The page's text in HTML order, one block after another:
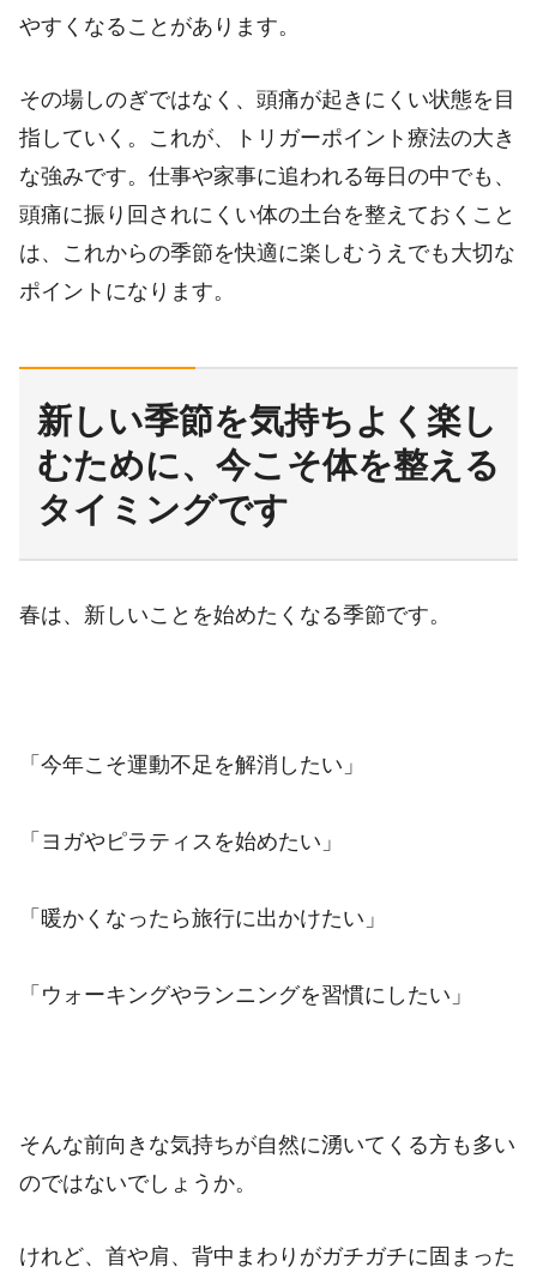
やすくなることがあります。
その場しのぎではなく、頭痛が起きにくい状態を目
指していく。これが、トリガーポイント療法の大き
な強みです。仕事や家事に追われる毎日の中でも、
頭痛に振り回されにくい体の土台を整えておくこと
は、これからの季節を快適に楽しむうえでも大切な
ポイントになります。
新しい季節を気持ちよく楽し
むために、今こそ体を整える
タイミングです
春は、新しいことを始めたくなる季節です。
「今年こそ運動不足を解消したい」
「ヨガやピラティスを始めたい」
「暖かくなったら旅行に出かけたい」
「ウォーキングやランニングを習慣にしたい」
そんな前向きな気持ちが自然に湧いてくる方も多い
のではないでしょうか。
けれど、首や肩、背中まわりがガチガチに固まった